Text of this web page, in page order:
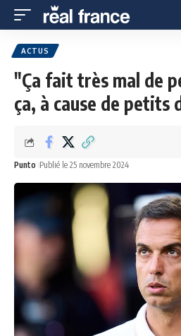
ACTUS
"Ça fait très mal de
ça, à cause de petits
Punto Publié le 25 novembre 2024